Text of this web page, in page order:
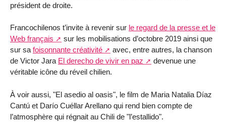
président de droite.
Francochilenos t’invite à revenir sur le regard de la presse et le
Web français
sur les mobilisations d’octobre 2019 ainsi que
sur sa foisonnante créativité
avec, entre autres, la chanson
de Victor Jara El derecho de vivir en paz
devenue une
véritable icône du réveil chilien.
À voir aussi, "El asedio al oasis", le film de Maria Natalia Díaz
Cantú et Darío Cuéllar Arellano qui rend bien compte de
l’atmosphère qui régnait au Chili de "l’estallido".